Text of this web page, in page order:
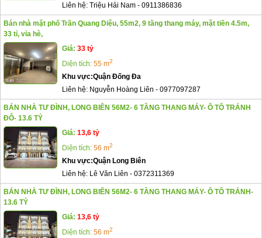
Liên hệ: Triệu Hải Nam - 0911386836
Bán nhà mặt phố Trần Quang Diệu, 55m2, 9 tầng thang máy, mặt tiền 4.5m,
33 tỉ, vỉa hè,
Giá: 33 tỷ
Diện tích: 55 m2
Khu vực:Quận Đống Đa
Liên hệ: Nguyễn Hoàng Liên - 0977097287
BÁN NHÀ TƯ ĐÌNH, LONG BIÊN 56M2- 6 TẦNG THANG MÁY- Ô TÔ TRÁNH
ĐỖ- 13.6 TỶ
Giá: 13,6 tỷ
Diện tích: 56 m2
Khu vực:Quận Long Biên
Liên hệ: Lê Văn Liên - 0372311369
BÁN NHÀ TƯ ĐÌNH, LONG BIÊN 56M2- 6 TẦNG THANG MÁY- Ô TÔ TRÁNH-
13.6 TỶ
Giá: 13,6 tỷ
Diện tích: 56 m2